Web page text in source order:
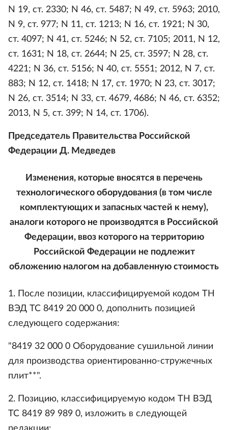
N 19, ст. 2330; N 46, ст. 5487; N 49, ст. 5963; 2010,
N 9, ст. 977; N 11, ст. 1213; N 16, ст. 1921; N 30,
ст. 4097; N 41, ст. 5246; N 52, ст. 7105; 2011, N 12,
ст. 1631; N 18, ст. 2644; N 25, ст. 3597; N 28, ст.
4221; N 36, ст. 5156; N 40, ст. 5551; 2012, N 7, ст.
883; N 12, ст. 1418; N 17, ст. 1970; N 23, ст. 3017;
N 26, ст. 3514; N 33, ст. 4679, 4686; N 46, ст. 6352;
2013, N 5, ст. 399; N 14, ст. 1706).
Председатель Правительства Российской
Федерации Д. Медведев
Изменения, которые вносятся в перечень
технологического оборудования (в том числе
комплектующих и запасных частей к нему),
аналоги которого не производятся в Российской
Федерации, ввоз которого на территорию
Российской Федерации не подлежит
обложению налогом на добавленную стоимость
1. После позиции, классифицируемой кодом ТН
ВЭД ТС 8419 20 000 0, дополнить позицией
следующего содержания:
"8419 32 000 0 Оборудование сушильной линии
для производства ориентированно-стружечных
плит**".
2. Позицию, классифицируемую кодом ТН ВЭД
ТС 8419 89 989 0, изложить в следующей